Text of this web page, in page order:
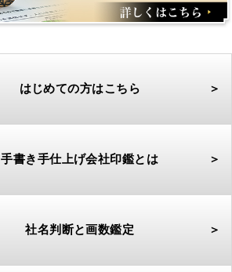
はじめての方はこちら ＞
手書き手仕上げ会社印鑑とは ＞
社名判断と画数鑑定 ＞